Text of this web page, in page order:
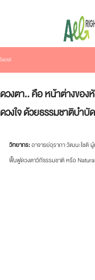
โพสต์
ดวงตา.. คือ หน้าต่างของ
ดวงใจ ด้วยธรรมชาติบำบั
วิทยากร: อาจารย์อุราภา วัฒนะโชติ
ฟื้นฟูดวงตาวิถีธรรมชาติ หรือ